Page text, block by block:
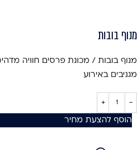
מנוף בובות
מנוף בובות / מכונת פרסים חוויה
מגניבים באירוע
הוסף להצעת מחיר